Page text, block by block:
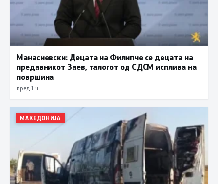
Манасиевски: Децата на Филипче се децата на
предавникот Заев, талогот од СДСМ исплива на
површина
пред 1 ч.
МАКЕДОНИЈА